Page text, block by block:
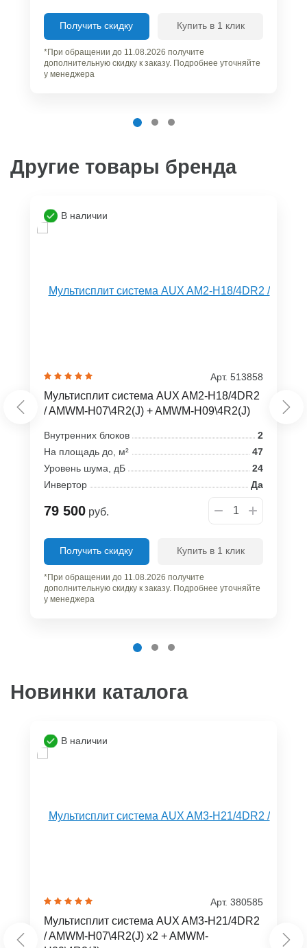
Получить скидку Купить в 1 клик
*При обращении до 11.08.2026 получите
дополнительную скидку к заказу. Подробнее уточняйте
у менеджера
Другие товары бренда
В наличии
Арт. 513858
Мультисплит система AUX AM2-H18/4DR2
/ AMWM-H07\4R2(J) + AMWM-H09\4R2(J)
Внутренних блоков
2
На площадь до, м²
47
Уровень шума, дБ
24
Инвертор
Да
79 500 руб.
Получить скидку Купить в 1 клик
*При обращении до 11.08.2026 получите
дополнительную скидку к заказу. Подробнее уточняйте
у менеджера
Новинки каталога
В наличии
Арт. 380585
Мультисплит система AUX AM3-H21/4DR2
/ AMWM-H07\4R2(J) x2 + AMWM-